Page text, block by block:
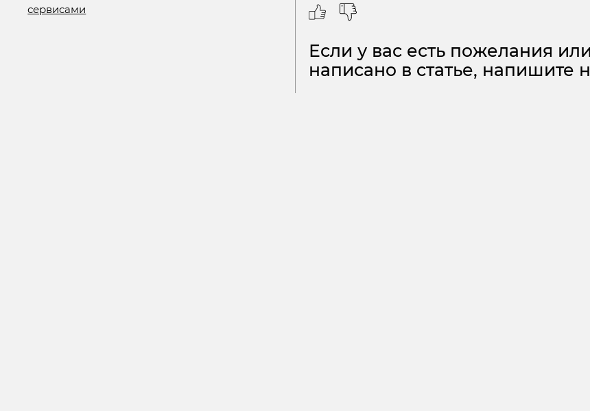
сервисами
Если у вас есть пожелания
написано в статье, напишите